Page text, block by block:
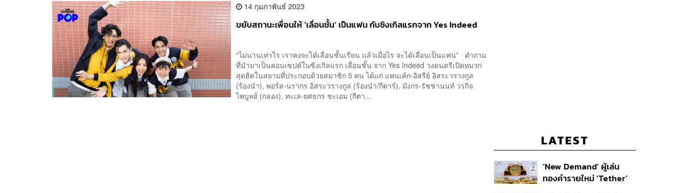
14 กุมภาพันธ์ 2023
ขยับสถานะเพื่อนให้ ‘เลื่อนชั้น’ เป็นแฟน กับซิงเกิลแรกจาก Yes Indeed
“ไม่นานเท่าไร เราคงจะได้เลื่อนชั้นเรียน แล้วเมื่อไร จะได้เลื่อนเป็นแฟน” คำถาม
ที่นำมาเป็นคอนเซปต์ในซิงเกิลแรก เลื่อนชั้น จาก Yes Indeed วงดนตรีเปิดหมวก
สุดฮิตในสยามที่ประกอบด้วยสมาชิก 5 คน ได้แก่ แพนเค้ก-อิสรีย์ อิสระวรางกูล
(ร้องนำ), พอร์ส-นรากร อิสระวรางกูล (ร้องนำ/กีตาร์), มังกร-รัชชานนท์ วรกิจ
ไพบูลย์ (กลอง), ทะเล-ยศธกร ชะเอม (กีตา...
LATEST
‘New Demand’ ผู้เล่น
ทองคำรายใหม่ ‘Tether’